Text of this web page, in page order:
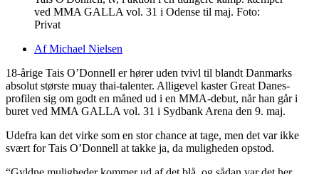
ved MMA GALLA vol. 31 i Odense til maj. Foto:
Privat
AfMichael Nielsen
18-årige Tais O’Donnell er hører uden tvivl til blandt Danmarks
absolut største muay thai-talenter. Alligevel kaster Great Danes-
profilen sig om godt en måned ud i en MMA-debut, når han går i
buret ved MMA GALLA vol. 31 i Sydbank Arena den 9. maj.
Udefra kan det virke som en stor chance at tage, men det var ikke
svært for Tais O’Donnell at takke ja, da muligheden opstod.